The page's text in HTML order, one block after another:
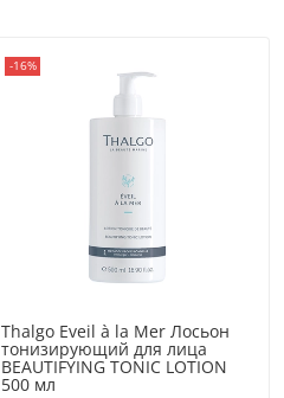
-16%
Thalgo Eveil à la Mer Лосьон
тонизирующий для лица
BEAUTIFYING TONIC LOTION
500 мл